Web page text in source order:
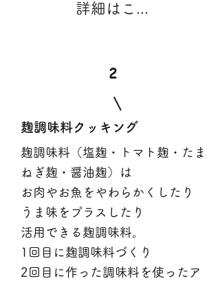
詳細はこちら
2
​麹調味料クッキング
麹調味料（塩麹・トマト麹・たま
ねぎ麹・醤油麹）は
お肉やお魚をやわらかくしたり
うま味をプラスしたり
活用できる麹調味料。
1回目に麹調味料づくり
2回目に作った調味料を使ったア